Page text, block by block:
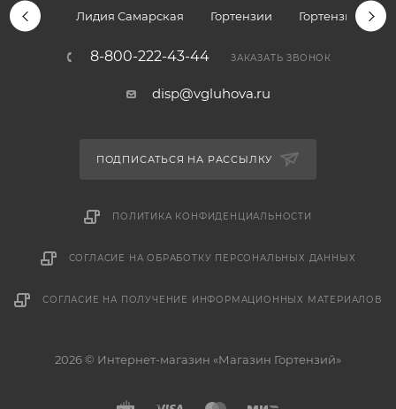
Лидия Самарская Гортензии Гортензии
8-800-222-43-44 ЗАКАЗАТЬ ЗВОНОК
disp@vgluhova.ru
ПОДПИСАТЬСЯ НА РАССЫЛКУ
ПОЛИТИКА КОНФИДЕНЦИАЛЬНОСТИ
СОГЛАСИЕ НА ОБРАБОТКУ ПЕРСОНАЛЬНЫХ ДАННЫХ
СОГЛАСИЕ НА ПОЛУЧЕНИЕ ИНФОРМАЦИОННЫХ МАТЕРИАЛОВ
2026 © Интернет-магазин «Магазин Гортензий»